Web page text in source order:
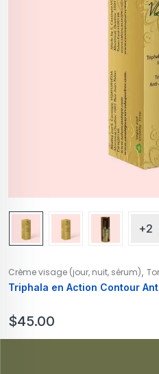
+2
Crème visage (jour, nuit, sérum)
Triphala en Action Contour
$45.00